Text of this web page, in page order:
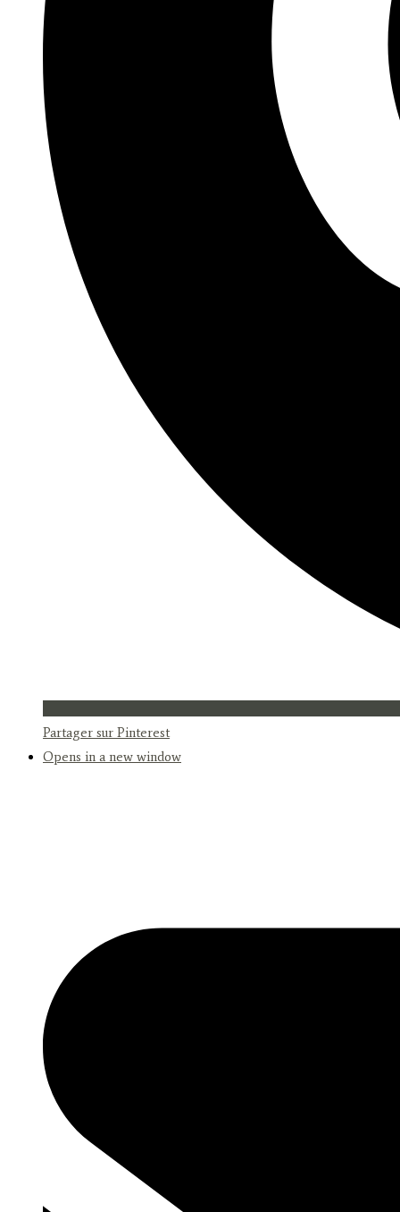
Partager sur Pinterest
Opens in a new window